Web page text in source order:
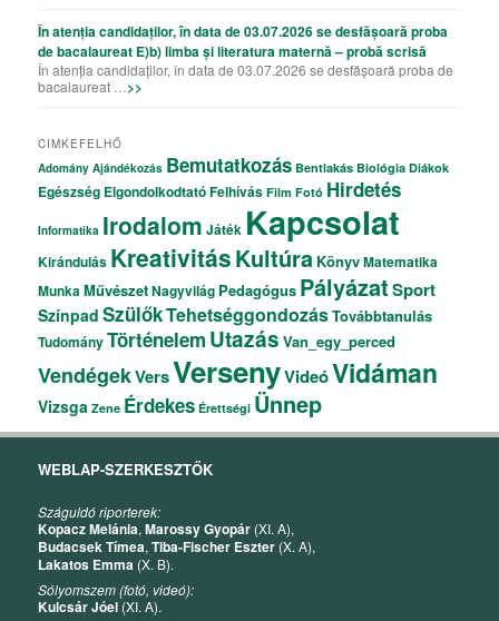
În atenția candidaților, în data de 03.07.2026 se desfășoară proba
de bacalaureat E)b) limba și literatura maternă – probă scrisă
În atenția candidaților, în data de 03.07.2026 se desfășoară proba de
bacalaureat … >>
CIMKEFELHŐ
Adomány Ajándékozás Bemutatkozás Bentlakás Biológia Diákok
Egészség ElgondolkodtatóFelhívás Film Fotó Hirdetés
Informatika Irodalom Játék Kapcsolat
Kirándulás KreativitásKultúra KönyvMatematika
Munka MűvészetNagyvilág Pedagógus PályázatSport
Színpad SzülőkTehetséggondozásTovábbtanulás
TudományTörténelem Utazás Van_egy_perced
VendégekVersVersenyVideóVidáman
Vizsga Zene Érdekes Érettségi Ünnep
WEBLAP-SZERKESZTŐK
Száguldó riporterek:
Kopacz Melánia,Marossy Gyopár (XI. A),
Budacsek Tímea,Tiba-Fischer Eszter (X. A),
Lakatos Emma (X. B).
Sólyomszem (fotó, videó):
Kulcsár Jóel (XI. A).